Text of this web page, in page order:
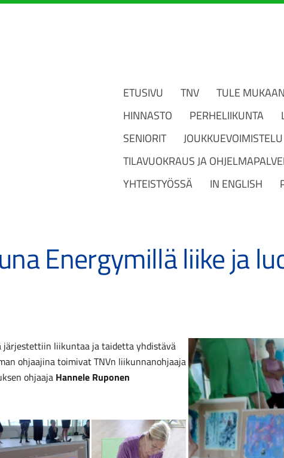
ETUSIVU TNV TULE
HINNASTO
PERHELIIKUNTA
SENIORIT
JOUKKUEVOIMISTELU
TILAVUOKRAUS JA
YHTEISTYÖSSÄ
IN ENGLISH
Energymillä liike ja
järjestettiin liikuntaa ja taidetta yhdistävä
ohjaajina toimivat TNVn liikunnanohjaaja
ohjaaja Hannele Ruponen